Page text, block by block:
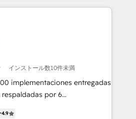
web design, sales
and digital marketing. With
working with tech companies
2002, we are committed to
and developing their
with HubSpot through
and seamless integration of
your digital ecosystem. Would
We'll provide support tailored
インストール数10件未満
implementaciones entregadas
por 6
4.9